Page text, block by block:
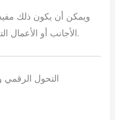
ويمكن أن يكون ذلك
الأجانب أو الأعمال التجارية ذات الهياكل المعقدة.
التحول